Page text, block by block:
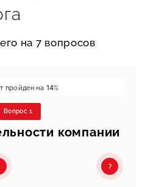
на 7 вопросов
пройден на 14%
Вопрос 1
компании
?